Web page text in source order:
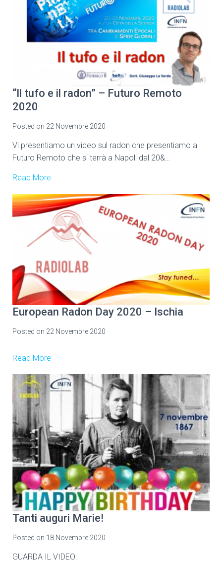
“Il tufo e il radon” – Futuro Remoto
2020
Posted on 22 Novembre 2020
Vi presentiamo un video sul radon che presentiamo a
Futuro Remoto che si terrà a Napoli dal 20&…
Read More
European Radon Day 2020 – Ischia
Posted on 22 Novembre 2020
Read More
Tanti auguri Marie!
Posted on 18 Novembre 2020
GUARDA IL VIDEO: